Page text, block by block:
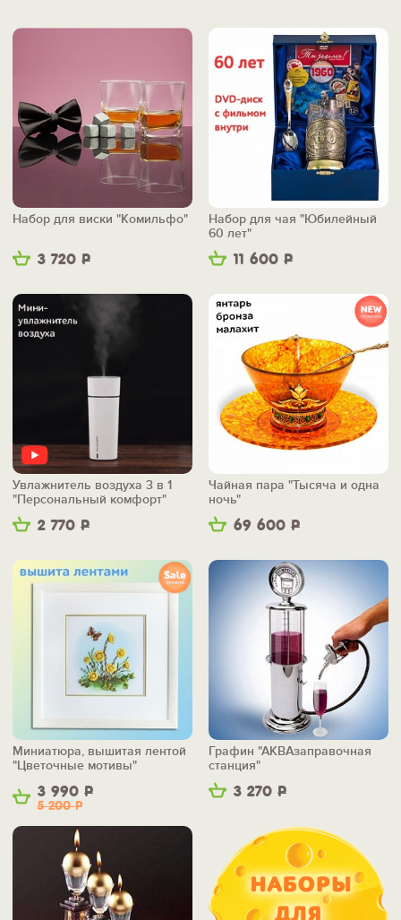
3 720 Р
Набор для виски "Комильфо"
11 600 Р
Набор для чая "Юбилейный
60 лет"
2 770 Р
Увлажнитель воздуха 3 в 1
"Персональный комфорт"
69 600 Р
Чайная пара "Тысяча и одна
ночь"
3 990 Р
5 200Р
Миниатюра, вышитая лентой
"Цветочные мотивы"
3 270 Р
Графин "АКВАзаправочная
станция"